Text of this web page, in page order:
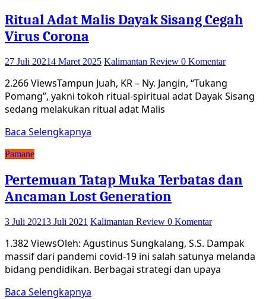
Ritual Adat Malis Dayak Sisang Cegah
Virus Corona
27 Juli 20214 Maret 2025 Kalimantan Review 0 Komentar
2.266 ViewsTampun Juah, KR – Ny. Jangin, “Tukang
Pomang”, yakni tokoh ritual-spiritual adat Dayak Sisang
sedang melakukan ritual adat Malis
Baca Selengkapnya
Pamane
Pertemuan Tatap Muka Terbatas dan
Ancaman Lost Generation
3 Juli 20213 Juli 2021 Kalimantan Review 0 Komentar
1.382 ViewsOleh: Agustinus Sungkalang, S.S. Dampak
massif dari pandemi covid-19 ini salah satunya melanda
bidang pendidikan. Berbagai strategi dan upaya
Baca Selengkapnya